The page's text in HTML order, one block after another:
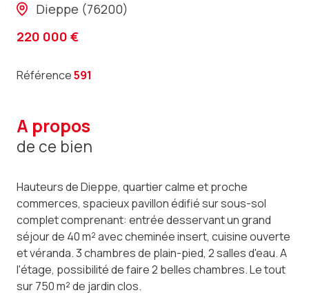
Dieppe (76200)
220 000 €
Référence591
a propos
de ce bien
Hauteurs de Dieppe, quartier calme et proche
commerces, spacieux pavillon édifié sur sous-sol
complet comprenant: entrée desservant un grand
séjour de 40 m² avec cheminée insert, cuisine ouverte
et véranda. 3 chambres de plain-pied, 2 salles d'eau. A
l'étage, possibilité de faire 2 belles chambres. Le tout
sur 750 m² de jardin clos.